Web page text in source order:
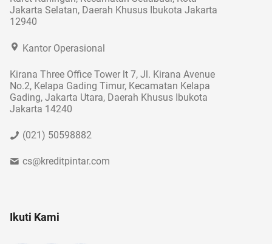
Jakarta Selatan, Daerah Khusus Ibukota Jakarta
12940
Kantor Operasional
Kirana Three Office Tower lt 7, Jl. Kirana Avenue
No.2, Kelapa Gading Timur, Kecamatan Kelapa
Gading, Jakarta Utara, Daerah Khusus Ibukota
Jakarta 14240
(021) 50598882
cs@kreditpintar.com
Ikuti Kami